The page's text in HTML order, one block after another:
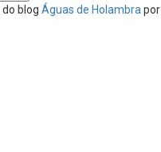
blog Águas de Holambra por